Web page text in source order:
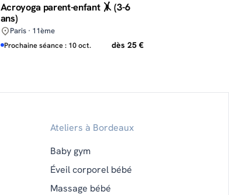
Acroyoga parent-enfant 🤸 (3-6
ans)
Paris · 11ème
Prochaine séance : 10 oct.
dès 25 €
Ateliers à Bordeaux
Baby gym
Éveil corporel bébé
Massage bébé